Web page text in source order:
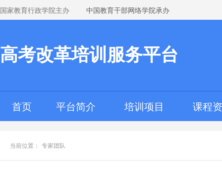
国家教育行政学院主办 中国教育干部网络学院承办
高考改革培训服务平台
首页 平台简介 培训项目 课程
当前位置： 专家团队